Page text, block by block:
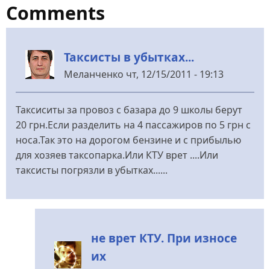
Comments
Таксисты в убытках...
Меланченко чт, 12/15/2011 - 19:13
Таксиситы за провоз с базара до 9 школы берут
20 грн.Если разделить на 4 пассажиров по 5 грн с
носа.Так это на дорогом бензине и с прибылью
для хозяев таксопарка.Или КТУ врет ....Или
таксисты погрязли в убытках......
не врет КТУ. При износе
их